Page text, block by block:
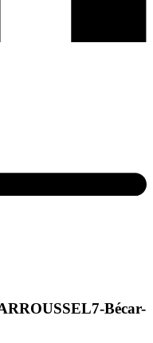
Bécar-